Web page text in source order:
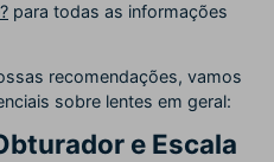
para todas as informações
recomendações, vamos
sobre lentes em geral:
e Escala